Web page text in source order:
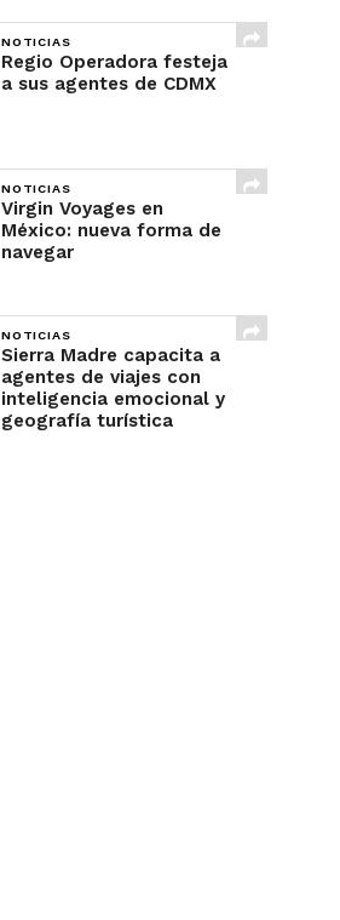
NOTICIAS
Regio Operadora festeja
a sus agentes de CDMX
NOTICIAS
Virgin Voyages en
México: nueva forma de
navegar
NOTICIAS
Sierra Madre capacita a
agentes de viajes con
inteligencia emocional y
geografía turística